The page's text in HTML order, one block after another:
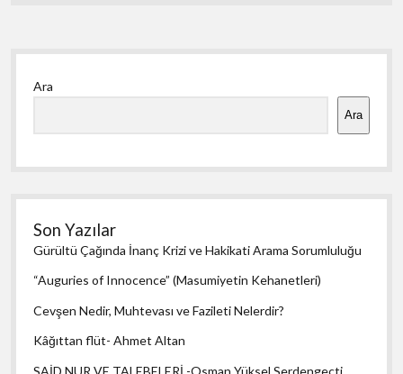
Yan
Menü
Ara
Ara
Son Yazılar
Gürültü Çağında İnanç Krizi ve Hakikati Arama Sorumluluğu
“Auguries of Innocence” (Masumiyetin Kehanetleri)
Cevşen Nedir, Muhtevası ve Fazileti Nelerdir?
Kâğıttan flüt- Ahmet Altan
SAİD NUR VE TALEBELERİ -Osman Yüksel Serdengeçti